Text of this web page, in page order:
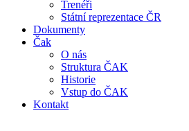
Trenéři
Státní reprezentace ČR
Dokumenty
Čak
O nás
Struktura ČAK
Historie
Vstup do ČAK
Kontakt